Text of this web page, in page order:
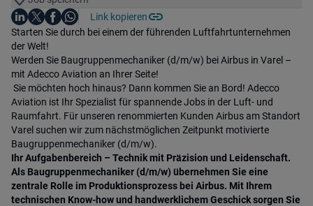
Teile diesen Job
Auf LinkedIn teilen
Auf X teilen
Auf Facebook teilen
Auf WhatsApp teilen
Link kopieren
Einleitung
Starten Sie durch bei einem der führenden Luftfahrtunternehmen
der Welt!
Werden Sie Baugruppenmechaniker (d/m/w) bei Airbus in Varel –
mit Adecco Aviation an Ihrer Seite!
Sie möchten hoch hinaus? Dann kommen Sie an Bord! Adecco
Aviation ist Ihr Spezialist für spannende Jobs in der Luft- und
Raumfahrt. Für unseren renommierten Kunden Airbus am Standort
Varel suchen wir zum nächstmöglichen Zeitpunkt motivierte
Baugruppenmechaniker (d/m/w).
Ihr Aufgabenbereich – Technik mit Präzision und Leidenschaft.
Als Baugruppenmechaniker (d/m/w) übernehmen Sie eine
zentrale Rolle im Produktionsprozess bei Airbus. Mit Ihrem
technischen Know-how und handwerklichem Geschick sorgen Sie